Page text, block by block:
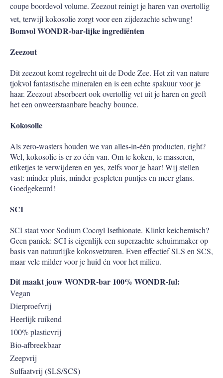
coupe boordevol volume. Zeezout reinigt je haren van overtollig
vet, terwijl kokosolie zorgt voor een zijdezachte schwung!
Bomvol WONDR-bar-lijke ingrediënten
Zeezout
Dit zeezout komt regelrecht uit de Dode Zee. Het zit van nature
tjokvol fantastische mineralen en is een echte spakuur voor je
haar. Zeezout absorbeert ook overtollig vet uit je haren en geeft
het een onweerstaanbare beachy bounce.
Kokosolie
Als zero-wasters houden we van alles-in-één producten, right?
Wel, kokosolie is er zo één van. Om te koken, te masseren,
etiketjes te verwijderen en yes, zelfs voor je haar! Wij stellen
vast: minder pluis, minder gespleten puntjes en meer glans.
Goedgekeurd!
SCI
SCI staat voor Sodium Cocoyl Isethionate. Klinkt keichemisch?
Geen paniek: SCI is eigenlijk een superzachte schuimmaker op
basis van natuurlijke kokosvetzuren. Even effectief SLS en SCS,
maar vele milder voor je huid én voor het milieu.
Dit maakt jouw WONDR-bar 100% WONDR-ful:
Vegan
Dierproefvrij
Heerlijk ruikend
100% plasticvrij
Bio-afbreekbaar
Zeepvrij
Sulfaatvrij (SLS/SCS)